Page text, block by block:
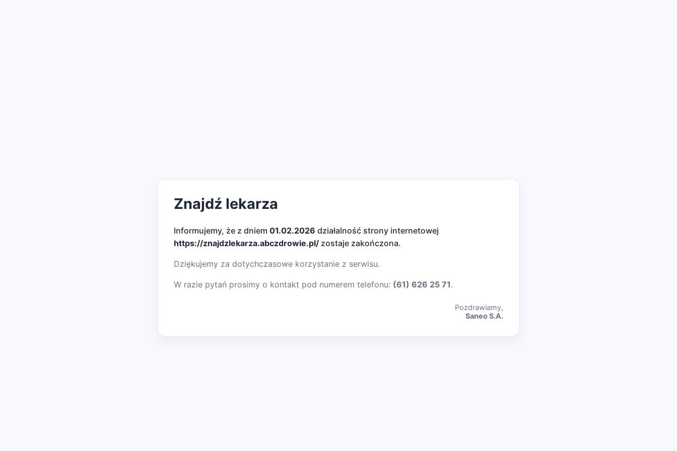
Znajdź lekarza
Informujemy, że z dniem 01.02.2026 działalność strony internetowej
https://znajdzlekarza.abczdrowie.pl/ zostaje zakończona.
Dziękujemy za dotychczasowe korzystanie z serwisu.
W razie pytań prosimy o kontakt pod numerem telefonu: (61) 626 25 71.
Pozdrawiamy,
Saneo S.A.